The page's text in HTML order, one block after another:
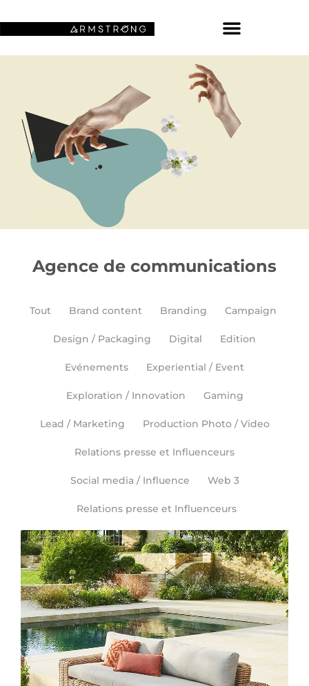
Agence de communications
Tout Brand content Branding Campaign
Design / Packaging Digital Edition
Evénements Experiential / Event
Exploration / Innovation Gaming
Lead / Marketing Production Photo / Video
Relations presse et Influenceurs
Social media / Influence Web 3
Relations presse et Influenceurs